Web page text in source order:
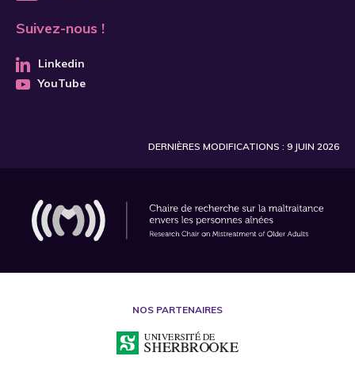
Suivez-nous !
Linkedin
YouTube
DERNIÈRES MODIFICATIONS : 9 JUIN 2026
NOS PARTENAIRES